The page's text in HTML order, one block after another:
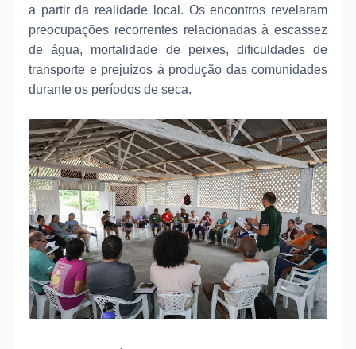
a partir da realidade local. Os encontros revelaram
preocupações recorrentes relacionadas à escassez
de água, mortalidade de peixes, dificuldades de
transporte e prejuízos à produção das comunidades
durante os períodos de seca.